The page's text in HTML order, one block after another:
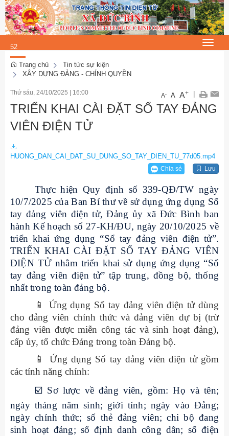
Thứ 5, 6/8/2026
13
:
52
:
04
Toggle
Trang chủ
Tin tức sự kiện
XÂY DỰNG ĐẢNG - CHÍNH QUYỀN
Thứ sáu, 24/10/2025 16:00 A- A A+
TRIỂN KHAI CÀI ĐẶT SỔ TAY ĐẢNG
VIÊN ĐIỆN TỬ
HUONG_DAN_CAI_DAT_SU_DUNG_SO_TAY_DIEN_TU_77d05.mp4
Chia sẻ Lưu
Thực hiện Quy định số 339-QĐ/TW ngày
10/7/2025 của Ban Bí thư về sử dụng ứng dụng Sổ
tay đảng viên điện tử, Đảng ủy xã Đức Bình ban
hành Kế hoạch số 27-KH/ĐU, ngày 20/10/2025 về
triển khai ứng dụng “Sổ tay đảng viên điện tử”.
TRIỂN KHAI CÀI ĐẶT SỔ TAY ĐẢNG VIÊN
ĐIỆN TỬ nhằm triển khai sử dụng ứng dụng “Sổ
tay đảng viên điện tử” tập trung, đồng bộ, thống
nhất trong toàn đảng bộ.
📱
Ứng dụng Sổ tay đảng viên điện tử dùng
cho đảng viên chính thức và đảng viên dự bị (trừ
đảng viên được miễn công tác và sinh hoạt đảng),
cấp ủy, tổ chức Đảng trong toàn Đảng bộ.
📱
Ứng dụng Sổ tay đảng viên điện tử gồm
các tính năng chính:
☑ ️ Sơ lược về đảng viên, gồm: Họ và tên;
ngày tháng năm sinh; giới tính; ngày vào Đảng;
ngày chính thức; số thẻ đảng viên; chi bộ đang
sinh hoạt đảng; số định danh công dân; số điện